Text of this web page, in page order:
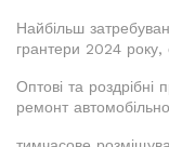
Найбільш
грантери 2024 року,
Оптові та роздрібні
ремонт